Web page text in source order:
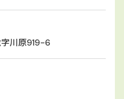
川原919-6